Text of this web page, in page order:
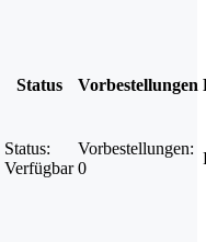
Status Vorbestellungen
Status:
Verfügbar
Vorbestellungen:
0